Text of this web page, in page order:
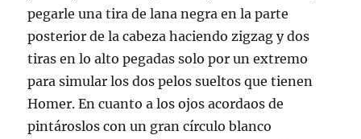
pegarle una tira de lana negra en la parte
posterior de la cabeza haciendo zigzag y dos
tiras en lo alto pegadas solo por un extremo
para simular los dos pelos sueltos que tienen
Homer. En cuanto a los ojos acordaos de
pintároslos con un gran círculo blanco